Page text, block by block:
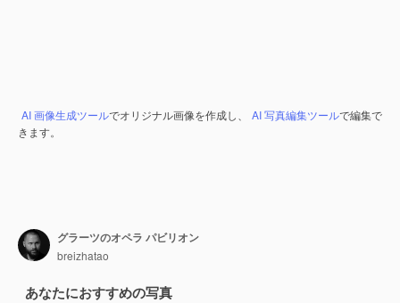
AI 画像生成ツールでオリジナル画像を作成し、 AI 写真編集ツールで編集で
きます。
グラーツのオペラ パビリオン
breizhatao
あなたにおすすめの写真